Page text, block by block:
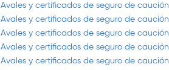
Avales y certificados de seguro de caución
Avales y certificados de seguro de caución
Avales y certificados de seguro de caución
Avales y certificados de seguro de caución
Avales y certificados de seguro de caución